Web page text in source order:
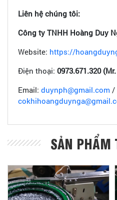
Liên hệ chúng tôi:
Công ty TNHH Hoàng Duy
Website: https://
Điện thoại: 0973.671.320
Email: duynph@gmail.com /
SẢN PHẨM